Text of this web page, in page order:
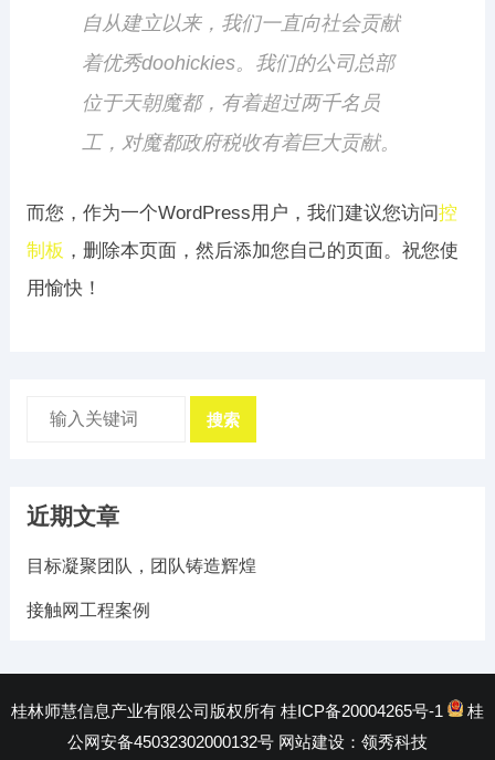
自从建立以来，我们一直向社会贡献
着优秀doohickies。我们的公司总部
位于天朝魔都，有着超过两千名员
工，对魔都政府税收有着巨大贡献。
而您，作为一个WordPress用户，我们建议您访问控
制板 ，删除本页面，然后添加您自己的页面。祝您使
用愉快！
搜索
近期文章
目标凝聚团队，团队铸造辉煌
接触网工程案例
桂林师慧信息产业有限公司版权所有 桂ICP备20004265号-1
桂
公网安备45032302000132号网站建设： 领秀科技